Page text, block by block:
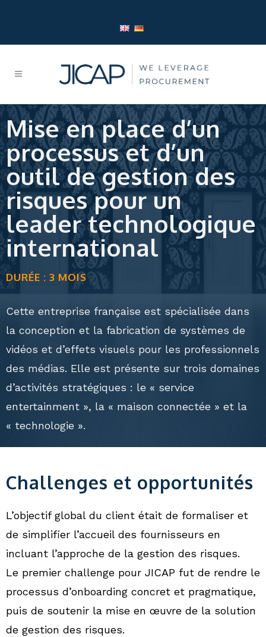
Mise en place d’un
processus et d’un
outil de gestion des
risques pour un
leader technologique
international
DURÉE : 3 MOIS
Cette entreprise française est spécialisée dans
la conception et la fabrication de systèmes de
vidéos et d’effets visuels pour les professionnels
des médias. Elle est présente sur trois domaines
d’activités stratégiques : le « service
entertainment », la « maison connectée » et la
« technologie ».
Challenges et opportunités
L’objectif global du client était de formaliser et
de simplifier l’accueil des fournisseurs en
incluant l’approche de la gestion des risques.​
Le premier challenge pour JICAP fut de rendre le
processus d’onboarding concret et pragmatique,
puis de soutenir la mise en œuvre de la solution
de gestion des risques. ​